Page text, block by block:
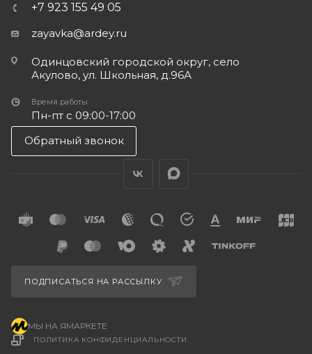
+7 923 155 49 05
zayavka@ardey.ru
Одинцовский городской округ, село
Акулово, ул. Школьная, д.96А
Время работы
Пн-пт с 09:00-17:00
Обратный звонок
ПОЛИТИКА КОНФИДЕНЦИАЛЬНОСТИ
ПОДПИСАТЬСЯ НА РАССЫЛКУ
МЫ НА ЯМАРКЕТЕ